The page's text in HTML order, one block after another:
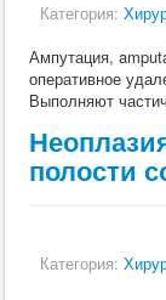
Заразные
Терапия
Категория:
Ампутация,
оперативное
Выполняют
полости
Категория: